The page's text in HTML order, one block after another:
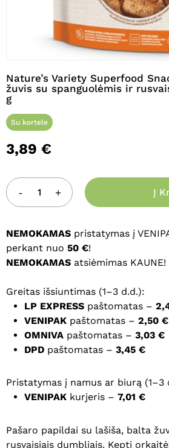
Nature’s Variety Superfood
žuvis su spanguolėmis ir
g
Su kortele
3,89 €
Į
NEMOKAMAS pristatymas į
perkant nuo 50 €!
NEMOKAMAS atsiėmimas KAUNE!
Greitas išsiuntimas (1–3 d.d.):
LP EXPRESS paštomatas –
VENIPAK paštomatas – 2,50 €
OMNIVA paštomatas – 3,03 €
DPD paštomatas – 3,45 €
Pristatymas į namus ar biurą (1–3
VENIPAK kurjeris – 7,01 €
Pašaro papildai su lašiša, balta
rusvaisiais dumbliais. Kepti
Pavadinimas*
interneto puslapį,
įvesti iš naujo, kai